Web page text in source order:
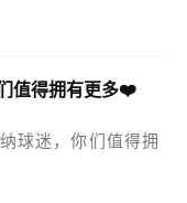
值得拥有更多❤️
球迷，你们值得拥